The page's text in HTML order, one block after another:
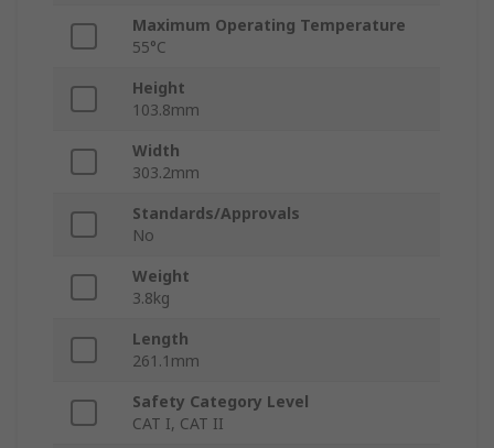
Maximum Operating Temperature
55°C
Height
103.8mm
Width
303.2mm
Standards/Approvals
No
Weight
3.8kg
Length
261.1mm
Safety Category Level
CAT I, CAT II